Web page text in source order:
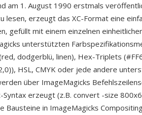
am 1. August 1990 erstmals
lesen, erzeugt das XC-Format eine
gefüllt mit einem einzelnen
unterstützten
dodgerblü, linen), Hex-Triplets
HSL, CMYK oder jede andere
über ImageMagicks
Syntax erzeugt (z.B. convert -size
Bausteine in ImageMagicks